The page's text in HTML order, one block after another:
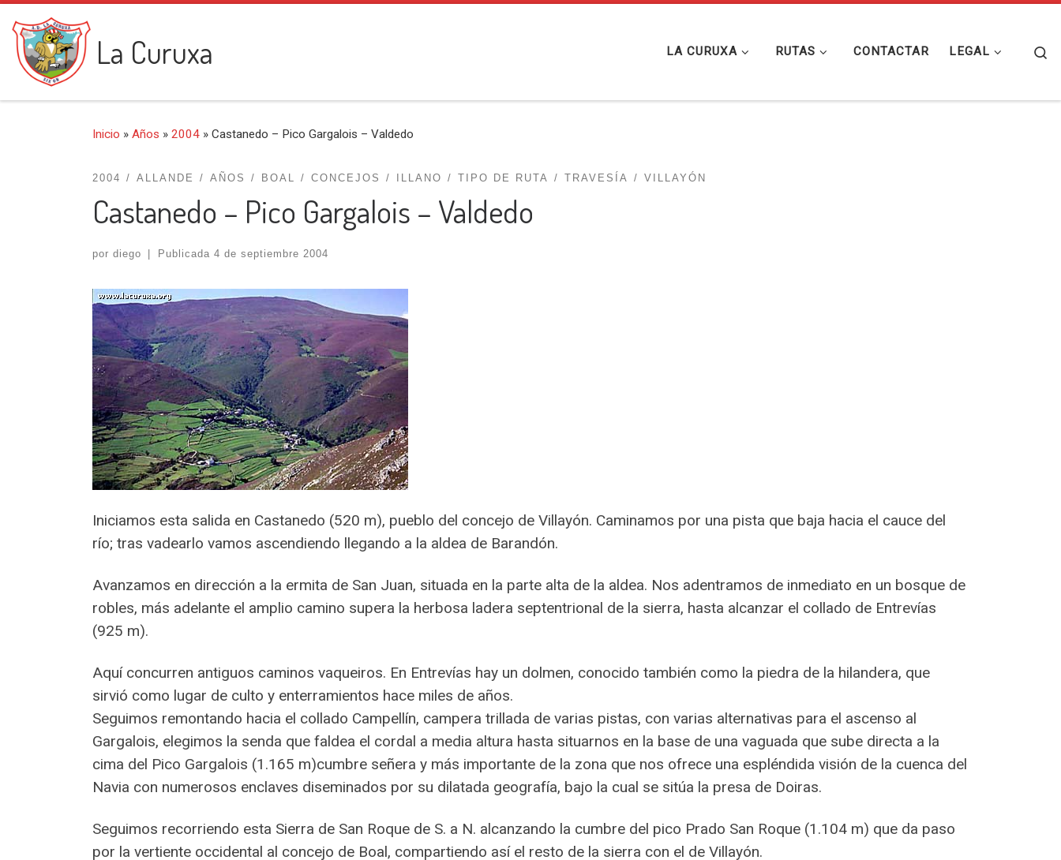
Saltar al contenido
La Curuxa LA CURUXA RUTAS CONTACTAR LEGAL
Inicio » Años » 2004 » Castanedo – Pico Gargalois – Valdedo
2004 ALLANDE AÑOS BOAL CONCEJOS ILLANO TIPO DE RUTA TRAVESÍA VILLAYÓN
Castanedo – Pico Gargalois – Valdedo
por diego Publicada 4 de septiembre 2004
Iniciamos esta salida en Castanedo (520 m), pueblo del concejo de Villayón. Caminamos por una pista que baja hacia el cauce del
río; tras vadearlo vamos ascendiendo llegando a la aldea de Barandón.
Avanzamos en dirección a la ermita de San Juan, situada en la parte alta de la aldea. Nos adentramos de inmediato en un bosque de
robles, más adelante el amplio camino supera la herbosa ladera septentrional de la sierra, hasta alcanzar el collado de Entrevías
(925 m).
Aquí concurren antiguos caminos vaqueiros. En Entrevías hay un dolmen, conocido también como la piedra de la hilandera, que
sirvió como lugar de culto y enterramientos hace miles de años.
Seguimos remontando hacia el collado Campellín, campera trillada de varias pistas, con varias alternativas para el ascenso al
Gargalois, elegimos la senda que faldea el cordal a media altura hasta situarnos en la base de una vaguada que sube directa a la
cima del Pico Gargalois (1.165 m)cumbre señera y más importante de la zona que nos ofrece una espléndida visión de la cuenca del
Navia con numerosos enclaves diseminados por su dilatada geografía, bajo la cual se sitúa la presa de Doiras.
Seguimos recorriendo esta Sierra de San Roque de S. a N. alcanzando la cumbre del pico Prado San Roque (1.104 m) que da paso
por la vertiente occidental al concejo de Boal, compartiendo así el resto de la sierra con el de Villayón.